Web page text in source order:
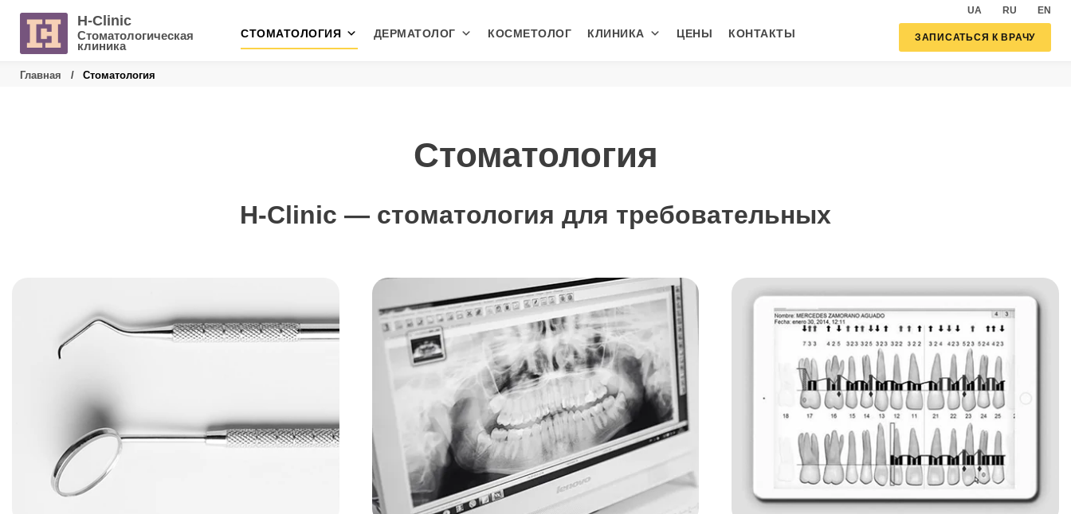
Skip
content
UA RU EN
СТОМАТОЛОГИЯ ДЕРМАТОЛОГ КОСМЕТОЛОГ КЛИНИКА ЦЕНЫ КОНТАКТЫ
H-Clinic
Стоматологическая
клиника
ЗАПИСАТЬСЯ К ВРАЧУ
Главная / Стоматология
Стоматология
H-Clinic — стоматология для требовательных